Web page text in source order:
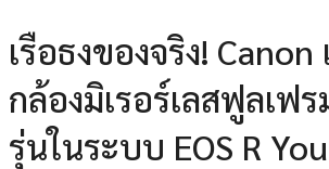
เรือธงของจริง! Canon
กล้องมิเรอร์เลสฟูลเฟ
รุ่นในระบบ EOS R